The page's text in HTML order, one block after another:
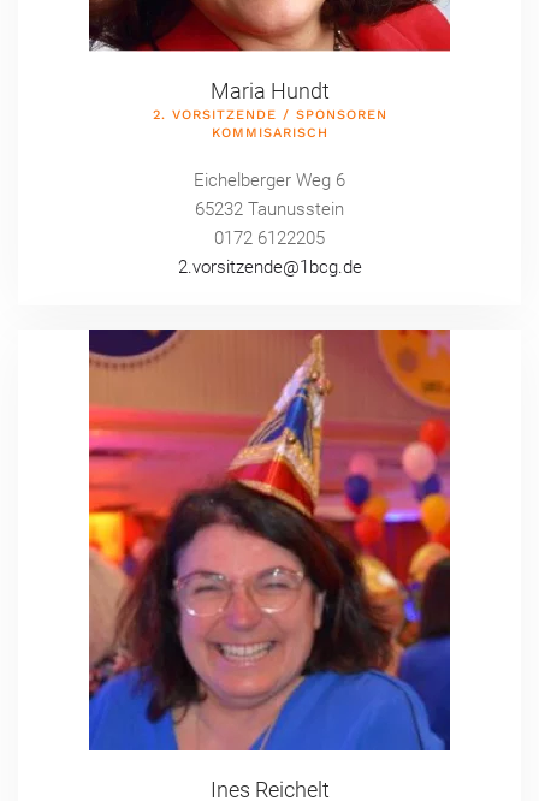
Maria Hundt
2. VORSITZENDE / SPONSOREN
KOMMISARISCH
Eichelberger Weg 6
65232 Taunusstein
0172 6122205
2.vorsitzende@1bcg.de
Ines Reichelt